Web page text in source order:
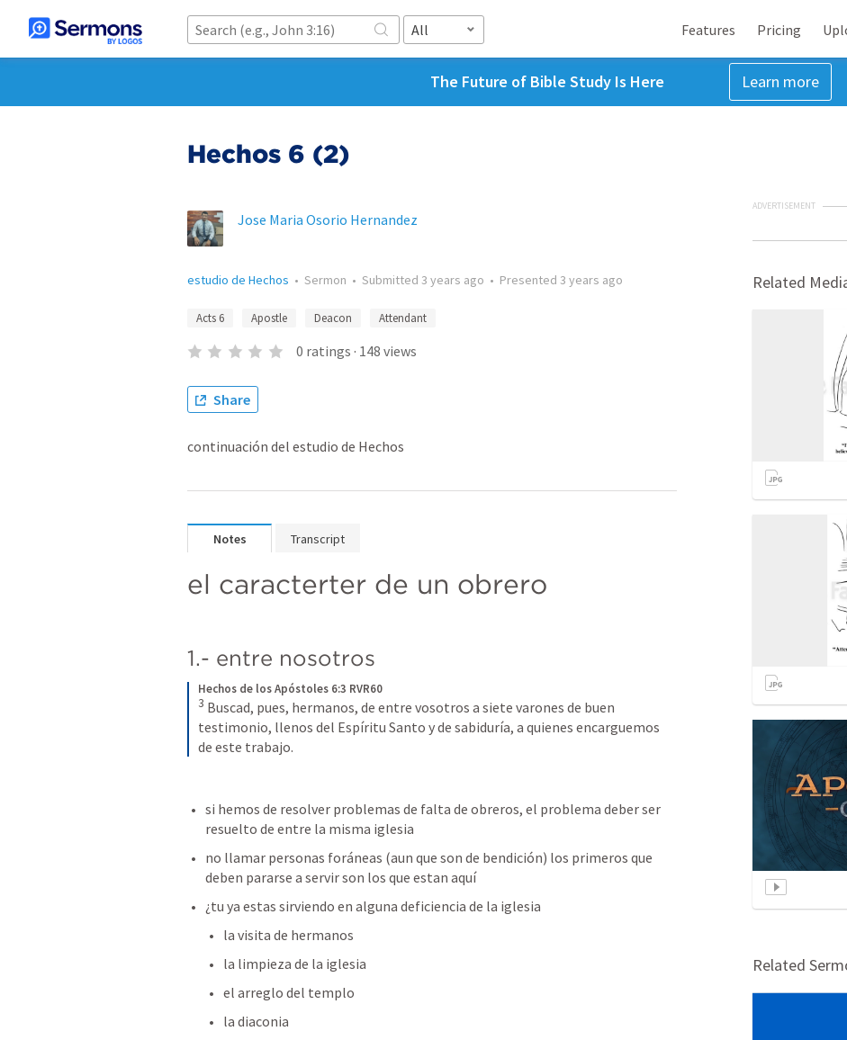
All Features Pricing
The Future of Bible Study Is Here Learn more
Hechos 6 (2)
Jose Maria Osorio Hernandez
estudio de Hechos • Sermon • Submitted 3 years ago • Presented 3 years ago
Acts 6 Apostle Deacon Attendant
0 ratings · 148 views
Share
continuación del estudio de Hechos
Notes Transcript
el caracterter de un obrero
1.- entre nosotros
Hechos de los Apóstoles 6:3 RVR60
3 Buscad, pues, hermanos, de entre vosotros a siete varones de buen
testimonio, llenos del Espíritu Santo y de sabiduría, a quienes encarguemos
de este trabajo.
si hemos de resolver problemas de falta de obreros, el problema deber ser
resuelto de entre la misma iglesia
no llamar personas foráneas (aun que son de bendición) los primeros que
deben pararse a servir son los que estan aquí
¿tu ya estas sirviendo en alguna deficiencia de la iglesia
la visita de hermanos
la limpieza de la iglesia
el arreglo del templo
la diaconia
ADVERTISEMENT
Related
Related